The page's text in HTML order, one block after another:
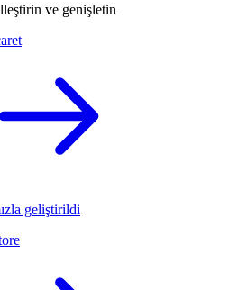
ve genişletin
geliştirildi